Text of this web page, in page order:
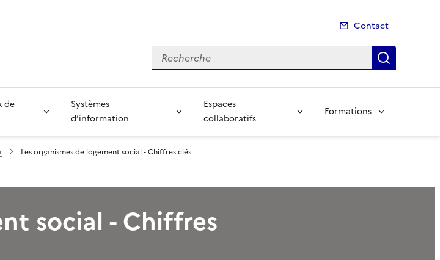
Contact
Recherche
de
Systèmes
d’information
Espaces
collaboratifs
Formations
Les organismes de logement social - Chiffres clés
social - Chiffres